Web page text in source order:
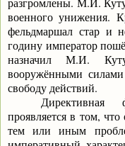
военного унижения.
фельдмаршал стар и
годину император
назначил М.И.
вооружёнными
свободу действий.
Директивная
проявляется в том,
тем или иным